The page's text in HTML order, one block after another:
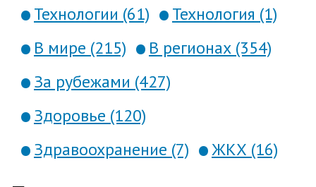
Технологии (61)
Технология (1)
В мире (215)
В регионах (354)
За рубежами (427)
Здоровье (120)
Здравоохранение (7)
ЖКХ (16)